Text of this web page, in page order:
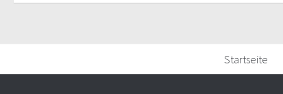
Startseite